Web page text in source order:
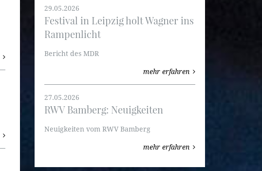
29.05.2026
Festival in Leipzig holt Wagner ins
Rampenlicht
Bericht des MDR
mehr erfahren
27.05.2026
RWV Bamberg: Neuigkeiten
Neuigkeiten vom RWV Bamberg
mehr erfahren